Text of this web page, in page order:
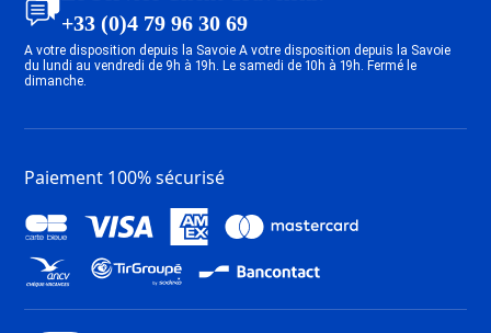
Location Plagne - Les Coches
Location Plagne - Champagny en
Location Les Arcs 1950
Location Les Arcs 1600
Location Les Arcs 1800
+33 (0)4 79 96 30 69
A votre disposition depuis la Savoie A votre disposition depuis la Savoie
du lundi au vendredi de 9h à 19h. Le samedi de 10h à 19h. Fermé le
dimanche.
Paiement 100% sécurisé